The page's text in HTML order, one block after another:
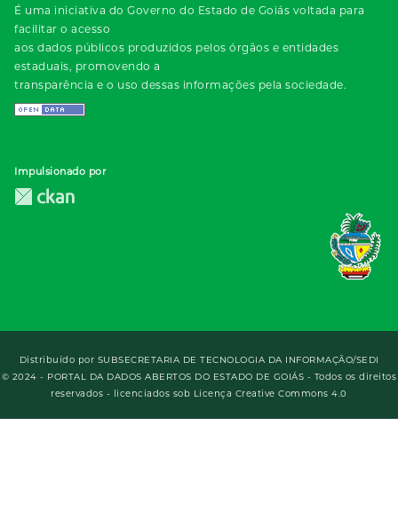
É uma iniciativa do Governo do Estado de Goiás voltada para
facilitar o acesso
aos dados públicos produzidos pelos órgãos e entidades
estaduais, promovendo a
transparência e o uso dessas informações pela sociedade.
Impulsionado por
Distribuído por SUBSECRETARIA DE TECNOLOGIA DA INFORMAÇÃO/SEDI
© 2024 - PORTAL DA DADOS ABERTOS DO ESTADO DE GOIÁS - Todos os direitos
reservados - licenciados sob Licença Creative Commons 4.0